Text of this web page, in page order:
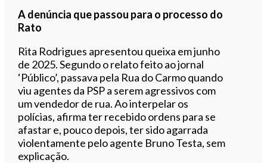
A denúncia que passou para o processo do
Rato
Rita Rodrigues apresentou queixa em junho
de 2025. Segundo o relato feito ao jornal
‘Público’, passava pela Rua do Carmo quando
viu agentes da PSP a serem agressivos com
um vendedor de rua. Ao interpelar os
polícias, afirma ter recebido ordens para se
afastar e, pouco depois, ter sido agarrada
violentamente pelo agente Bruno Testa, sem
explicação.